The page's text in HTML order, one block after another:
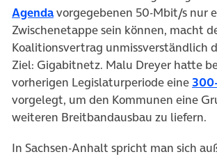
Agendavorgegebenen 50-Mbit/s nur
Zwischenetappe sein können, macht
Koalitionsvertrag unmissverständlich
Ziel: Gigabitnetz. Malu Dreyer hatte
vorherigen Legislaturperiode eine
vorgelegt, um den Kommunen eine
weiteren Breitbandausbau zu liefern.
In Sachsen-Anhalt spricht man sich